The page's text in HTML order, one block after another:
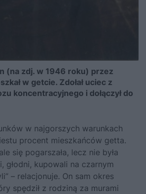
(na zdj. w 1946 roku) przez
w getcie. Zdołał uciec z
koncentracyjnego i dołączył do
w najgorszych warunkach
procent mieszkańców getta.
się pogarszała, lecz nie była
głodni, kupowali na czarnym
– relacjonuje. On sam okres
spędził z rodziną za murami